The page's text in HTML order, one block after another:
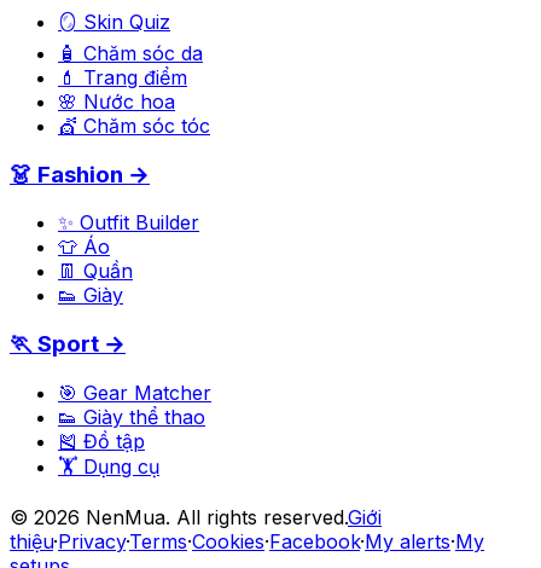
🪞 Skin Quiz
🧴 Chăm sóc da
💄 Trang điểm
🌸 Nước hoa
💇 Chăm sóc tóc
👗 Fashion →
✨ Outfit Builder
👕 Áo
👖 Quần
👟 Giày
🏃 Sport →
🎯 Gear Matcher
👟 Giày thể thao
🎽 Đồ tập
🏋️ Dụng cụ
© 2026 NenMua. All rights reserved.Giới
thiệu·Privacy·Terms·Cookies·Facebook·My alerts·My